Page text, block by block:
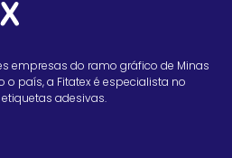
empresas do ramo gráfico de Minas
o país, a Fitatex é especialista no
adesivas.